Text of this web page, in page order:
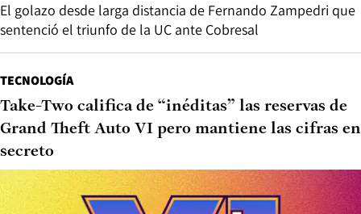
El golazo desde larga distancia de Fernando Zampedri que
sentenció el triunfo de la UC ante Cobresal
TECNOLOGÍA
Take-Two califica de “inéditas” las reservas de
Grand Theft Auto VI pero mantiene las cifras en
secreto